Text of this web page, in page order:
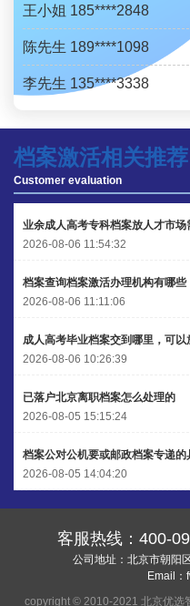
王小姐 185****2848
陈先生 189****1098
李先生 135****3338
王小姐 181****2354
陈先生 158****3306
李先生 137****1923
王小姐 185****2848
陈先生 189****1098
档案激活相关推荐
Customer evaluation
业余成人高考专科档案放人才市场
2026-08-06 11:54:32
档案查询档案激活办理机构有哪些
2026-08-06 11:11:06
成人高考毕业档案交到哪里，可以
2026-08-06 10:26:39
已落户北京离职档案怎么处理的
2026-08-05 15:15:24
档案公对公机要或邮政档案专递的
2026-08-05 14:04:20
客服热线： 400-
公司地址：北京市朝阳
Email：
copyright © 2010-2021 北京优选